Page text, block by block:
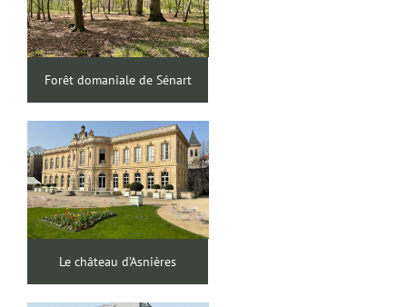
Forêt domaniale de Sénart
Le château d’Asnières